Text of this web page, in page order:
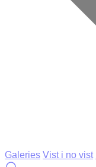
Galeries Vist i no vist